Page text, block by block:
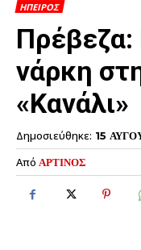
ΗΠΕΙΡΟΣ
Πρέβεζα:
νάρκη
«Κανάλι»
Δημοσιεύθηκε: 15
Από ΑΡΤΙΝΟΣ